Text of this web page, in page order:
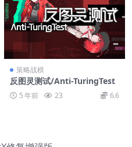
策略战棋
反图灵测试/Anti-TuringTest
5 年前 23 6.6